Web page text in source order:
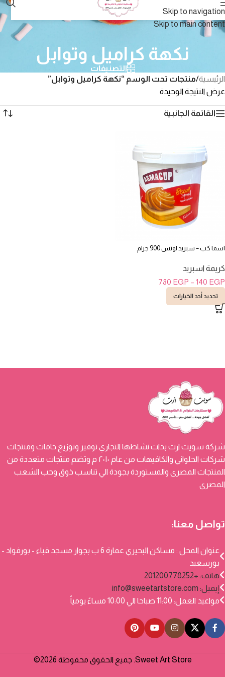
Skip to navigation
Skip to main content
نكهة كراميل وتوابل
التصنيفات
الرئيسية/منتجات تحت الوسم “نكهة كراميل وتوابل”
عرض النتيجة الوحيدة
القائمة الجانبية
اسما كب – سبريد لوتس 900 جرام
كريمة اسبريد
140 EGP
–
780 EGP
تحديد أحد الخيارات
شركة سويت ارت بدات نشاطها التجاري توفير وتوزيع خامات ومنتجات
شركات الحلواني والكافيهات من عام ٢٠١٠ م وتضم منتجات متعددة من
المنتجات المصرى والمستوردة بجودة الي تناسب ذوق وحب الشعب
المصرى
تواصل معنا:
عنوان المحل : مساكن البحيري عمارة 6 ب بجوار مسجد قباء - بورفواد -
بورسعيد
هاتف: +201200778252
إيميل: info@sweetartstore.com
مواعيد العمل: 11:00 صباحا الي 10:00 مساءً يومياً
Sweet Art Store. جميع الحقوق محفوظة 2026©